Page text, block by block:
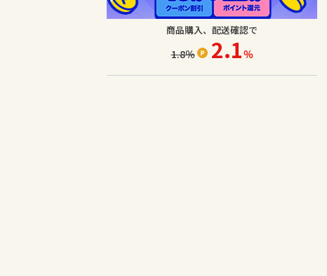
商品購入、配送確認で
1.8％ 2.1％